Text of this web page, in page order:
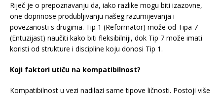
Riječ je o prepoznavanju da, iako razlike mogu biti izazovne,
one doprinose produbljivanju našeg razumijevanja i
povezanosti s drugima. Tip 1 (Reformator) može od Tipa 7
(Entuzijast) naučiti kako biti fleksibilniji, dok Tip 7 može imati
koristi od strukture i discipline koju donosi Tip 1.
Koji faktori utiču na kompatibilnost?
Kompatibilnost u vezi nadilazi same tipove ličnosti. Postoji više